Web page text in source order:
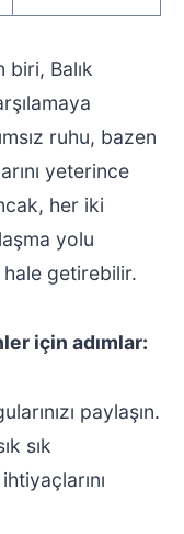
biri, Balık
ruhu, bazen
yeterince
her iki
yolu
hale getirebilir.
için adımlar:
paylaşın.
sık